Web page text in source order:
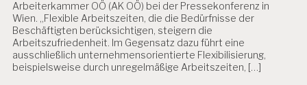
Arbeiterkammer OÖ (AK OÖ) bei der Pressekonferenz in
Wien. „Flexible Arbeitszeiten, die die Bedürfnisse der
Beschäftigten berücksichtigen, steigern die
Arbeitszufriedenheit. Im Gegensatz dazu führt eine
ausschließlich unternehmensorientierte Flexibilisierung,
beispielsweise durch unregelmäßige Arbeitszeiten, […]